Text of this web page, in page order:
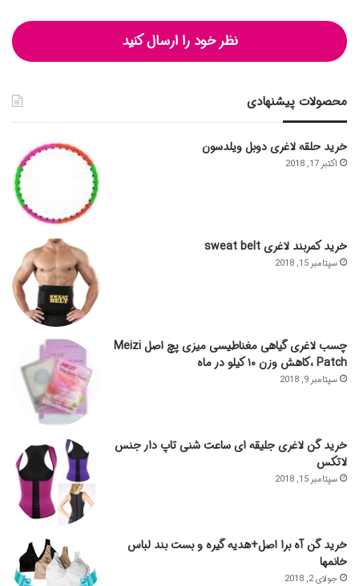
نظر خود را ارسال کنید
محصولات پیشنهادی
خرید حلقه لاغری دوبل ویلدسون
اکتبر 17, 2018
خرید کمربند لاغری sweat belt
سپتامبر 15, 2018
چسب لاغری گیاهی مغناطیسی میزی پچ اصل Meizi
Patch ،کاهش وزن ۱۰ کیلو در ماه
سپتامبر 9, 2018
خرید گن لاغری جلیقه ای ساعت شنی تاپ دار جنس
لاتکس
سپتامبر 15, 2018
خرید گن آه برا اصل+هدیه گیره و بست بند لباس
خانمها
جولای 2, 2018